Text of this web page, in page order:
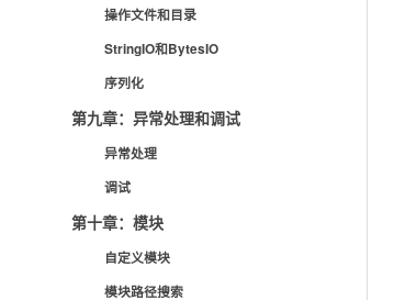
操作文件和目录
StringIO和BytesIO
序列化
第九章：异常处理和调试
异常处理
调试
第十章：模块
自定义模块
模块路径搜索